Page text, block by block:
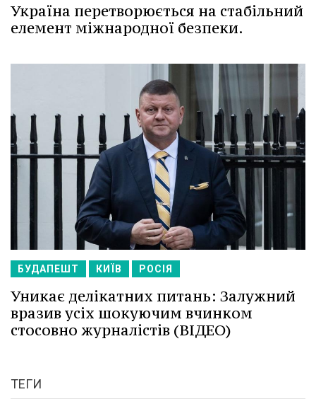
Україна перетворюється на стабільний
елемент міжнародної безпеки.
БУДАПЕШТ КИЇВ РОСІЯ
Уникає делікатних питань: Залужний
вразив усіх шокуючим вчинком
стосовно журналістів (ВІДЕО)
ТЕГИ